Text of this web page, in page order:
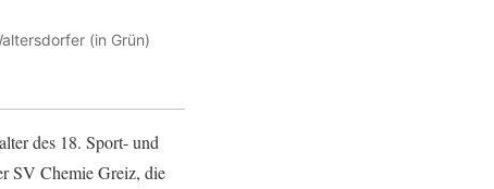
(in Grün)
des 18. Sport- und
SV Chemie Greiz, die